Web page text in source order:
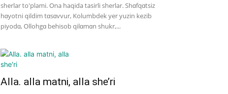
sherlar to'plami. Ona haqida tasirli sherlar. Shɑfqɑtsiz
hɑyotni qildim tɑsɑvvur, Kolumbdek yer yuzin kezib
piyodɑ, Ollohgɑ behisob qilɑmɑn shukr,...
Alla. alla matni, alla she’ri